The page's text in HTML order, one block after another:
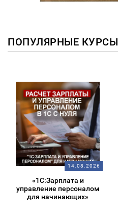
ПОПУЛЯРНЫЕ КУРСЫ
14.08.2026
«1С:Зарплата и
управление персоналом
для начинающих»